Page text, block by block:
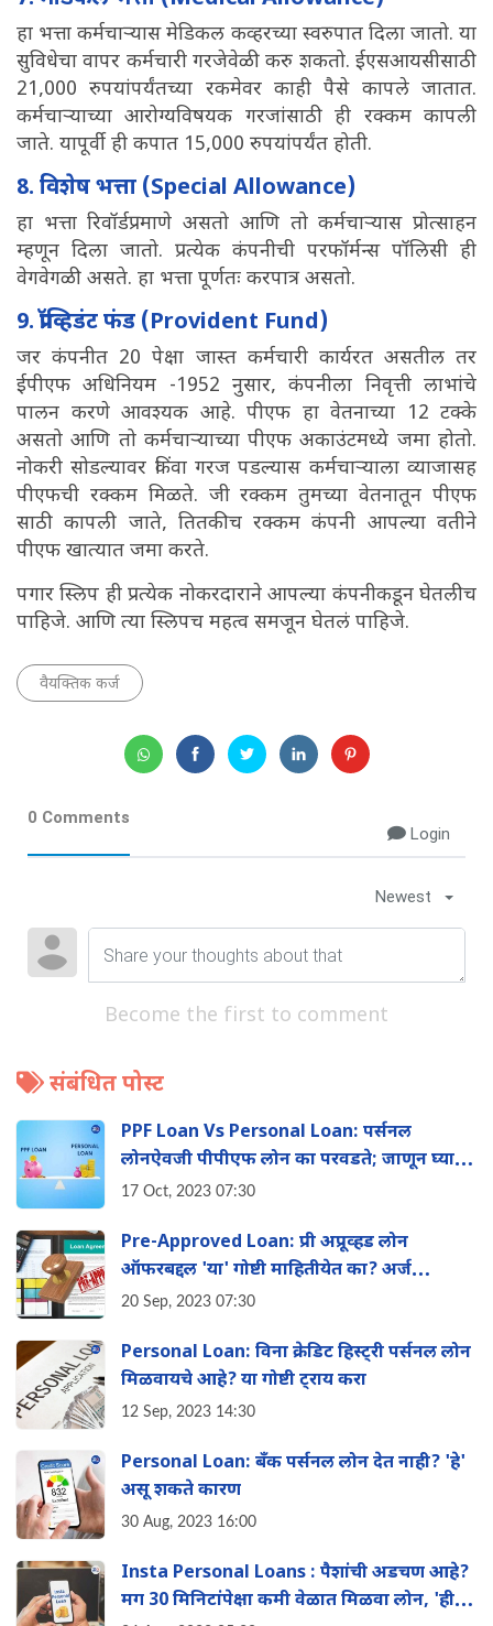
हा भत्ता कर्मचाऱ्यास मेडिकल कव्हरच्या स्वरुपात दिला जातो. या
सुविधेचा वापर कर्मचारी गरजेवेळी करु शकतो. ईएसआयसीसाठी
21,000 रुपयांपर्यंतच्या रकमेवर काही पैसे कापले जातात.
कर्मचाऱ्याच्या आरोग्यविषयक गरजांसाठी ही रक्कम कापली
जाते. यापूर्वी ही कपात 15,000 रुपयांपर्यंत होती.
8. विशेष भत्ता (Special Allowance)
हा भत्ता रिवॉर्डप्रमाणे असतो आणि तो कर्मचाऱ्यास प्रोत्साहन
म्हणून दिला जातो. प्रत्येक कंपनीची परफॉर्मन्स पॉलिसी ही
वेगवेगळी असते. हा भत्ता पूर्णतः करपात्र असतो.
9. प्रॉव्हिडंट फंड (Provident Fund)
जर कंपनीत 20 पेक्षा जास्त कर्मचारी कार्यरत असतील तर
ईपीएफ अधिनियम -1952 नुसार, कंपनीला निवृत्ती लाभांचे
पालन करणे आवश्यक आहे. पीएफ हा वेतनाच्या 12 टक्के
असतो आणि तो कर्मचाऱ्याच्या पीएफ अकाउंटमध्ये जमा होतो.
नोकरी सोडल्यावर किंवा गरज पडल्यास कर्मचाऱ्याला व्याजासह
पीएफची रक्कम मिळते. जी रक्कम तुमच्या वेतनातून पीएफ
साठी कापली जाते, तितकीच रक्कम कंपनी आपल्या वतीने
पीएफ खात्यात जमा करते.
पगार स्लिप ही प्रत्येक नोकरदाराने आपल्या कंपनीकडून घेतलीच
पाहिजे. आणि त्या स्लिपच महत्व समजून घेतलं पाहिजे.
वैयक्तिक कर्ज
0 Comments
Login
Newest
Become the first to comment
संबंधित पोस्ट
PPF Loan Vs Personal Loan: पर्सनल
लोनऐवजी पीपीएफ लोन का परवडते; जाणून घ्या
नियम आणि व्याजदर
17 Oct, 2023 07:30
Pre-Approved Loan: प्री अप्रूव्हड लोन
ऑफरबद्दल 'या' गोष्टी माहितीयेत का? अर्ज
करण्याची प्रक्रिया जाणून घ्या
20 Sep, 2023 07:30
Personal Loan: विना क्रेडिट हिस्ट्री पर्सनल लोन
मिळवायचे आहे? या गोष्टी ट्राय करा
12 Sep, 2023 14:30
Personal Loan: बँक पर्सनल लोन देत नाही? 'हे'
असू शकते कारण
30 Aug, 2023 16:00
Insta Personal Loans : पैशांची अडचण आहे?
मग 30 मिनिटांपेक्षा कमी वेळात मिळवा लोन, 'ही'